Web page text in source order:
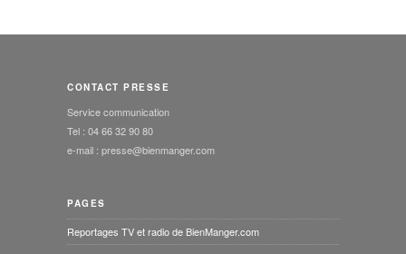
CONTACT PRESSE
Service communication
Tel : 04 66 32 90 80
e-mail : presse@bienmanger.com
PAGES
Reportages TV et radio de BienManger.com